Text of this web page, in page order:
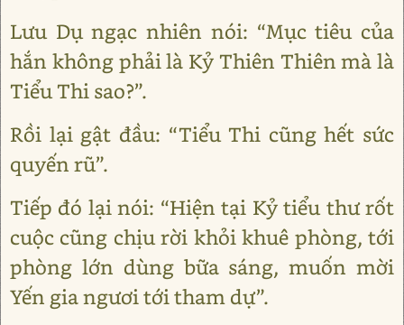
Lưu Dụ ngạc nhiên nói: “Mục tiêu của
hắn không phải là Kỷ Thiên Thiên mà là
Tiểu Thi sao?”.
Rồi lại gật đầu: “Tiểu Thi cũng hết sức
quyến rũ”.
Tiếp đó lại nói: “Hiện tại Kỷ tiểu thư rốt
cuộc cũng chịu rời khỏi khuê phòng, tới
phòng lớn dùng bữa sáng, muốn mời
Yến gia ngươi tới tham dự”.